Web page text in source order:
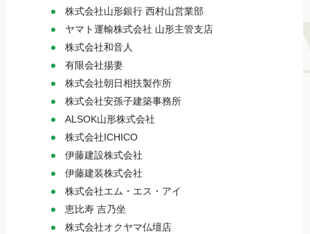
株式会社山形銀行 西村山営業部
ヤマト運輸株式会社 山形主管支店
株式会社和音人
有限会社揚妻
株式会社朝日相扶製作所
株式会社安孫子建築事務所
ALSOK山形株式会社
株式会社ICHICO
伊藤建設株式会社
伊藤建装株式会社
株式会社エム・エス・アイ
恵比寿 吉乃坐
株式会社オクヤマ仏壇店